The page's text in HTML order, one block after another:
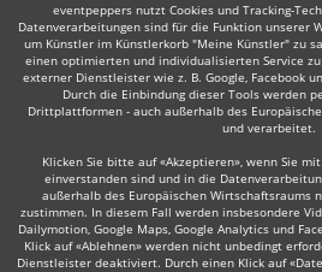
eventpeppers nutzt Cookies und Tracking-
Datenverarbeitungen sind für die Funktion unserer
um Künstler im Künstlerkorb "Meine Künstler" zu
einen optimierten und individualisierten Service
externer Dienstleister wie z. B. Google, Facebook
Durch die Einbindung dieser Tools werden
Drittplattformen - auch außerhalb des
und verarbeitet.
Klicken Sie bitte auf «Akzeptieren», wenn Sie
einverstanden sind und in die
außerhalb des Europäischen Wirtschaftsraums
zustimmen. In diesem Fall werden insbesondere
Dailymotion, Google Maps, Google Analytics und
Klick auf «Ablehnen» werden nicht unbedingt
Dienstleister deaktiviert. Durch einen Klick auf